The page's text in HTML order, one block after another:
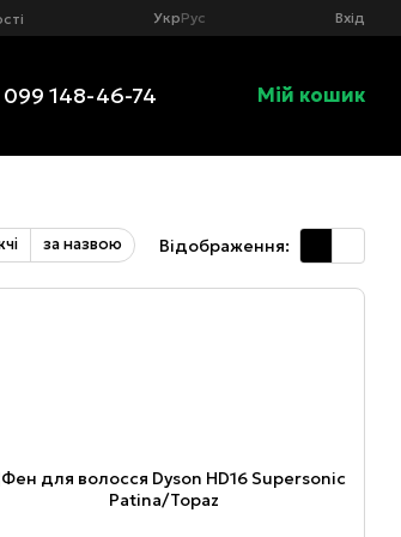
УкрРус Вхід
099 148-46-74 Мій кошик
за назвою Відображення: